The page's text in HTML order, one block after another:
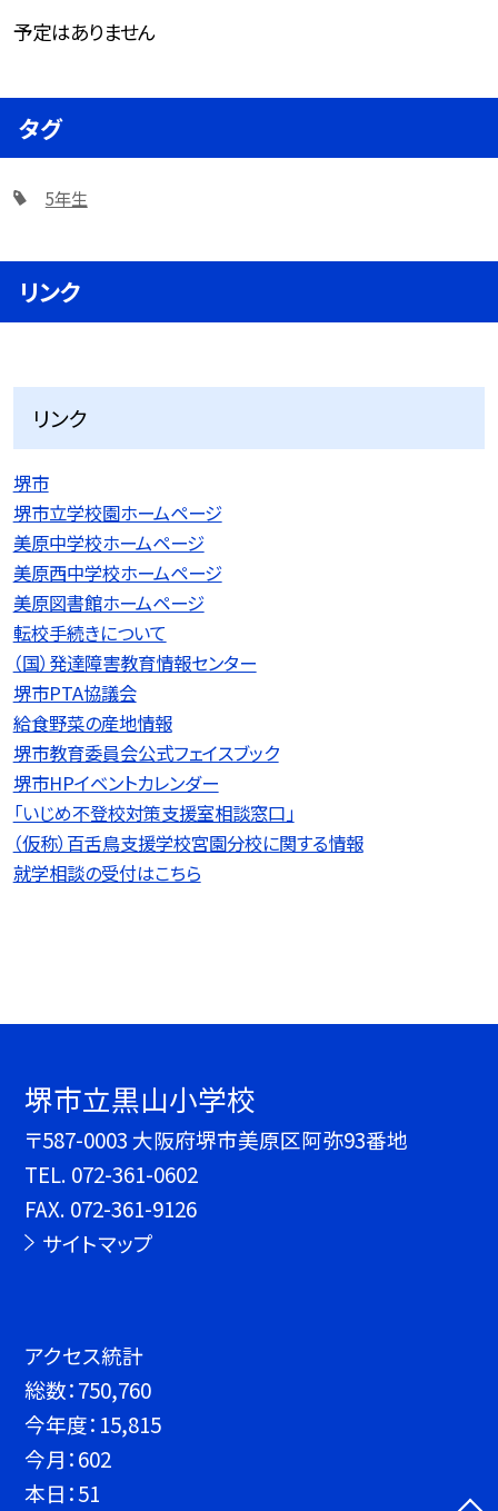
予定はありません
タグ
5年生
リンク
リンク
堺市
堺市立学校園ホームページ
美原中学校ホームページ
美原西中学校ホームページ
美原図書館ホームページ
転校手続きについて
（国）発達障害教育情報センター
堺市PTA協議会
給食野菜の産地情報
堺市教育委員会公式フェイスブック
堺市HPイベントカレンダー
「いじめ不登校対策支援室相談窓口」
（仮称）百舌鳥支援学校宮園分校に関する情報
就学相談の受付はこちら
堺市立黒山小学校
〒587-0003 大阪府堺市美原区阿弥93番地
TEL. 072-361-0602
FAX. 072-361-9126
サイトマップ
アクセス統計
総数：750,760
今年度： 15,815
今月：602
本日：51